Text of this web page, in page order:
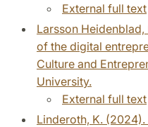
External full text
Larsson
of the digital
Culture and
University.
External full text
Linderoth, K.